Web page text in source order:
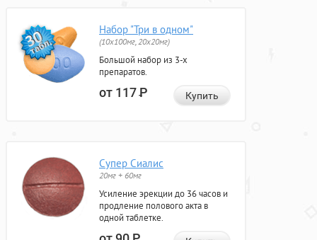
Набор "Три в одном"
(10x100мг, 20x20мг)
Большой набор из 3-х
препаратов.
от 117Р Купить
Супер Сиалис
20мг + 60мг
Усиление эрекции до 36 часов и
продление полового акта в
одной таблетке.